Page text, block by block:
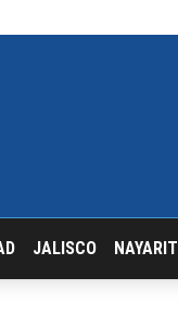
JALISCO NAYARIT